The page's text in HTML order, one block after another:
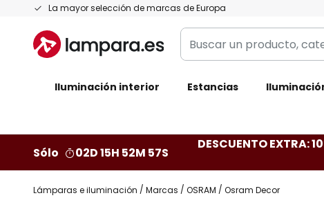
La mayor selección de marcas de Europa
Ir
contenido
Buscar
un
categoría,
Iluminación interior Estancias
Sólo 02D 15H 52M 55S
DESCUENTO EXTRA:
Lámparas e iluminación Marcas OSRAM Osram Decor